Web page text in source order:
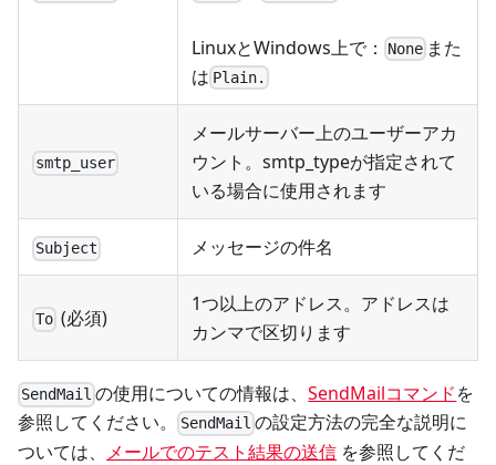
LinuxとWindows上で： None また
は Plain.
smtp_user
メールサーバー上のユーザーアカ
ウント。smtp_typeが指定されて
いる場合に使用されます
Subject メッセージの件名
To (必須)
1つ以上のアドレス。アドレスは
カンマで区切ります
SendMail の使用についての情報は、SendMailコマンドを
参照してください。
SendMail の設定方法の完全な説明に
ついては、 メールでのテスト結果の送信 を参照してくだ